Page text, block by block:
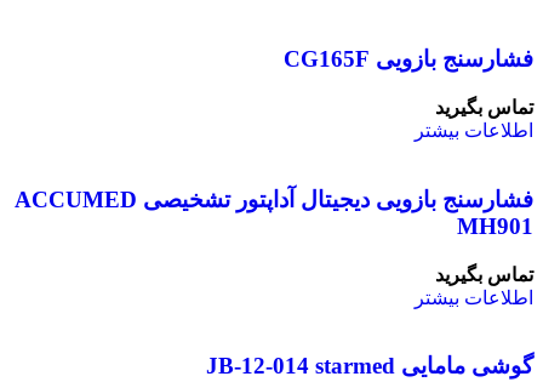
فشارسنج بازویی CG165F
تماس بگیرید
اطلاعات بیشتر
فشارسنج بازویی دیجیتال آداپتور تشخیصی ACCUMED
MH901
تماس بگیرید
اطلاعات بیشتر
گوشی مامایی JB-12-014 starmed